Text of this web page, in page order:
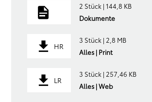
2 Stück | 144,8 KB
Dokumente
HR
3 Stück | 2,8 MB
Alles | Print
LR
3 Stück | 257,46 KB
Alles | Web